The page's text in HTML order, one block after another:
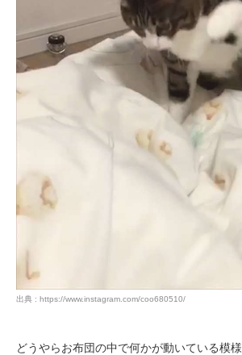
出典 : https://www.instagram.com/coo680510/
どうやらお布団の中で何かが動いている模